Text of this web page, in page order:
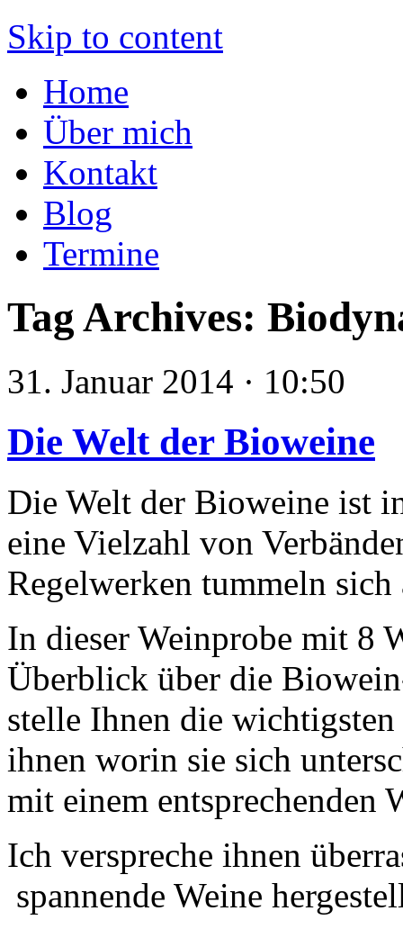
Der Kellermeister
Skip to content
Home
Über mich
Kontakt
Blog
Termine
Tag Archives:
31. Januar 2014 · 10:50
Die Welt der Bioweine
Die Welt der Bioweine ist
eine Vielzahl von
Regelwerken tummeln
In dieser Weinprobe mit 8
Überblick über die
stelle Ihnen die
ihnen worin sie sich
mit einem entsprechenden
Ich verspreche ihnen
spannende Weine